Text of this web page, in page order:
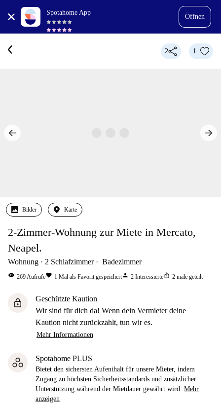
Spotahome App
Öffnen
2 1
Bilder Karte
2-Zimmer-Wohnung zur Miete in Mercato,
Neapel.
Wohnung 2 Schlafzimmer Badezimmer
visibility 269Aufrufefavorite 1 Mal als Favorit gespeichertperson 2 Interessierteios_share 2 male geteilt
lock
Geschützte Kaution
Wir sind für dich da! Wenn dein Vermieter deine
Kaution nicht zurückzahlt, tun wir es.
Mehr Informationen
Spotahome PLUS
Bietet den sichersten Aufenthalt für unsere Mieter, indem
Zugang zu höchsten Sicherheitsstandards und zusätzlicher
Unterstützung während der Mietdauer gewährt wird. Mehr
anzeigen